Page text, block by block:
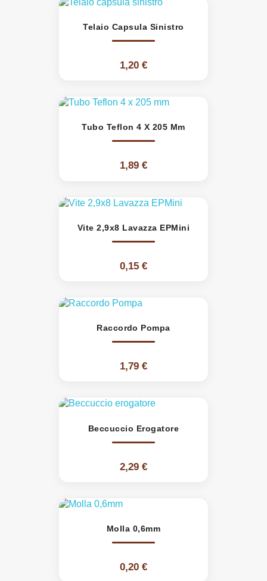
Telaio Capsula Sinistro
1,20 €
Tubo Teflon 4 X 205 Mm
1,89 €
Vite 2,9x8 Lavazza EPMini
0,15 €
Raccordo Pompa
1,79 €
Beccuccio Erogatore
2,29 €
Molla 0,6mm
0,20 €